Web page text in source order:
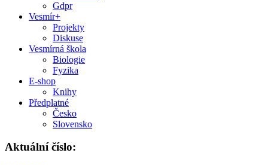
Gdpr
Vesmír+
Projekty
Diskuse
Vesmírná škola
Biologie
Fyzika
E-shop
Knihy
Předplatné
Česko
Slovensko
Aktuální číslo: